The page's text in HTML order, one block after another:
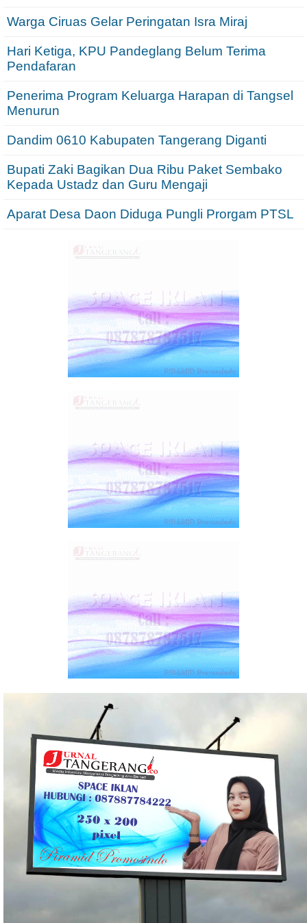
Warga Ciruas Gelar Peringatan Isra Miraj
Hari Ketiga, KPU Pandeglang Belum Terima
Pendafaran
Penerima Program Keluarga Harapan di Tangsel
Menurun
Dandim 0610 Kabupaten Tangerang Diganti
Bupati Zaki Bagikan Dua Ribu Paket Sembako
Kepada Ustadz dan Guru Mengaji
Aparat Desa Daon Diduga Pungli Prorgam PTSL